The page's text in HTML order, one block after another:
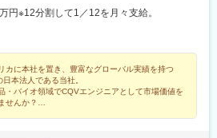
。
円※12分割して1／12を月々支給。
カに本社を置き、豊富なグローバル実績を持つ
日本法人である当社。
・バイオ領域でCQVエンジニアとして市場価値を
せんか？